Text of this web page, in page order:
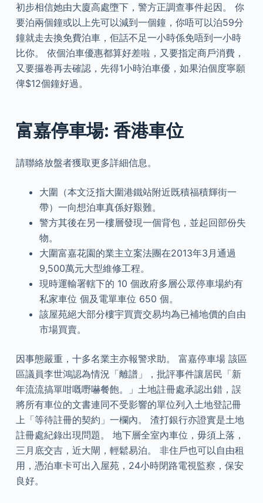
初步相信她由大廈高處墮下，警方正調查事件起因。 你
要泊兩個鐘或以上先可以減到一個鐘，你唔可以泊59分
鐘就走去換免費泊車，佢話不足一小時係免唔到一小時
比你。 依個泊車優惠都算好差啦，又要指定商戶消費，
又要攞卷再去確認，先得1小時泊車優，如果泊個度寧願
俾$12個鐘好過。
富嘉停車場: 香港車位
請聯絡放盤者獲取更多詳細信息。
大圍（本文泛指大圍港鐵站附近既積福積輝街一
帶）一向想泊車真係好艱難。
警方其後在另一樓層發現一個背包，並起回部份失
物。
大圍富嘉花園的業主立案法團在2013年3月通過
9,500萬元大型維修工程。
現時運輸署轄下的 10 個政府多層公眾停車場約有
私家車位 個及電單車位 650 個。
該屋苑絕大部分樓宇買賣交易均為已補地價的自由
市場買賣。
因事態嚴重，十多名業主亦報警求助。 富嘉停車場 該區
區議員李世鴻認為情況「離譜」，批評事件讓居民「新
年流流搞單咁嘅嘢嚇餐飽。」土地註冊處承認出錯，誤
將所有車位的文書連同不受影響的單位列入土地登記冊
上「等待註冊的契約」一欄內。 渣打銀行亦證實是土地
註冊處紀錄出現問題。 地下層全室內車位，毋須上落，
三月底交吉，近大閘，輕鬆易泊。 非住戶也可以自由租
用，憑泊車卡可出入屋苑，24小時閉路電視監察，保安
良好。